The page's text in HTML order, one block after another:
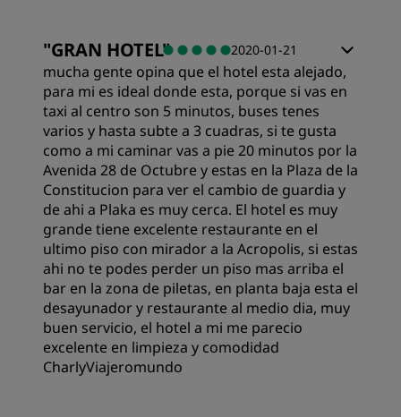
Calidad/precio
Calidad del sueño
Ubicación
Limpieza
Servicio
"GRAN HOTEL" 2020-01-21
mucha gente opina que el hotel esta alejado,
para mi es ideal donde esta, porque si vas en
taxi al centro son 5 minutos, buses tenes
varios y hasta subte a 3 cuadras, si te gusta
como a mi caminar vas a pie 20 minutos por la
Avenida 28 de Octubre y estas en la Plaza de la
Constitucion para ver el cambio de guardia y
de ahi a Plaka es muy cerca. El hotel es muy
grande tiene excelente restaurante en el
ultimo piso con mirador a la Acropolis, si estas
ahi no te podes perder un piso mas arriba el
bar en la zona de piletas, en planta baja esta el
desayunador y restaurante al medio dia, muy
buen servicio, el hotel a mi me parecio
excelente en limpieza y comodidad
CharlyViajeromundo